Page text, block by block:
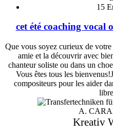
15
cet été coaching vocal
Que vous soyez curieux de
amie et la découvrir avec
chanteur soliste ou dans un
Vous êtes tous les
compositeurs pour les aider
A.
Kreativ